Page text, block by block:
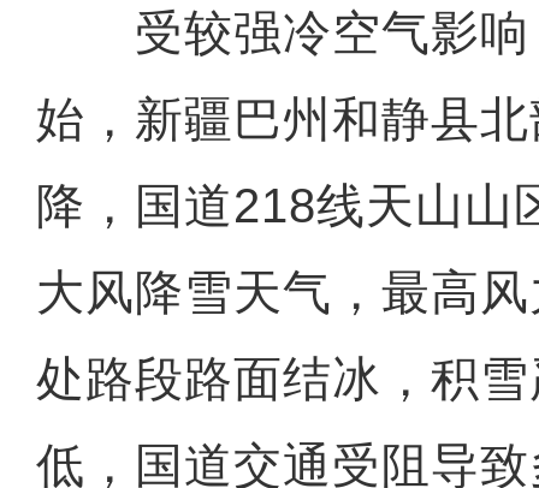
受较强冷空气影响
始，新疆巴州和静县
降，国道218线天山山
大风降雪天气，最高
处路段路面结冰，积
低，国道交通受阻导